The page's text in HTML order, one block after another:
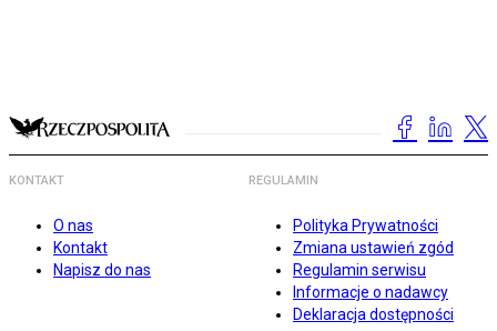
KONTAKT
O nas
Kontakt
Napisz do nas
REGULAMIN
Polityka Prywatności
Zmiana ustawień zgód
Regulamin serwisu
Informacje o nadawcy
Deklaracja dostępności